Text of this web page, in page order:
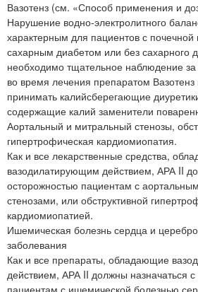
Вазотенз (см. «Способ применения и
Нарушение водно-электролитного
характерным для пациентов с почечной
сахарным диабетом или без сахарного
необходимо тщательное наблюдение
во время лечения препаратом Вазотенз
принимать калийсберегающие
содержащие калий заменители
Аортальный и митральный стенозы,
гипертрофическая кардиомиопатия.
Как и все лекарственные средства,
вазодилатирующим действием, АРА II
осторожностью пациентам с
стенозами, или обструктивной
кардиомиопатией.
Ишемическая болезнь сердца и
заболевания
Как и все препараты, обладающие
действием, АРА II должны назначаться
пациентам с ишемической болезнью